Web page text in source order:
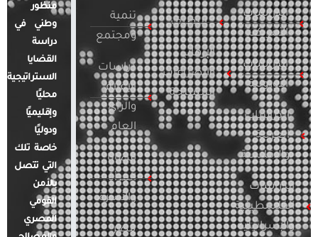
الدراسات
الأمريكية
الدراسات
الأوروبية
الدراسات
العربية
والإقليمية
الدراسات
الفلسطينية
والإسرائيلية
التطرف
الإرهاب
والصراعات
المسلحة
تنمية
ومجتمع
دراسات
الإعلام
والرأي
العام
قضايا
المرأة
والأسرة
مصر
منظور
وطني في
دراسة
القضايا
الاستراتيجية
محليًا
وإقليميًا
ودوليًا
خاصة تلك
التي تتصل
بالأمن
القومي
المصري